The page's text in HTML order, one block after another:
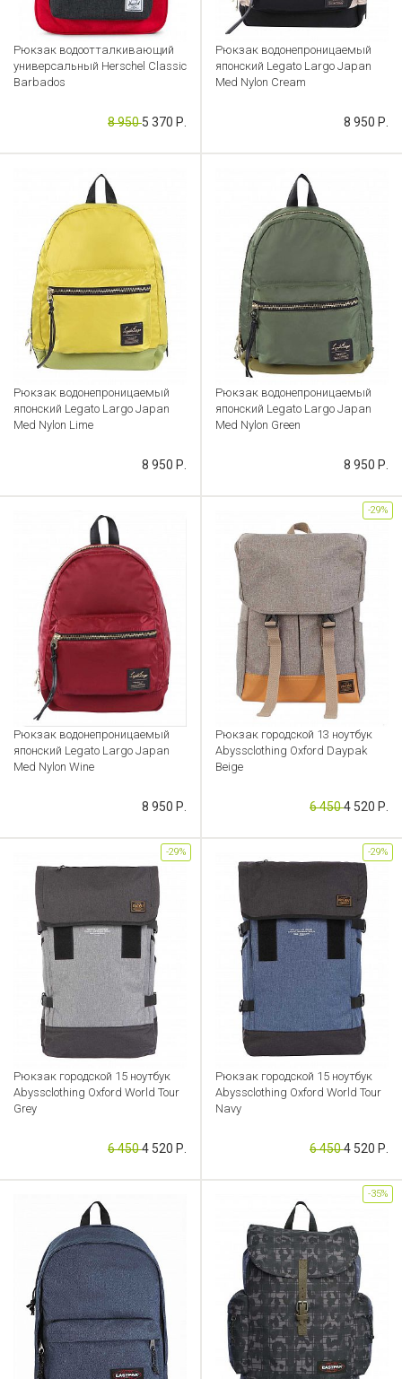
Рюкзак водоотталкивающий
универсальный Herschel Classic
Barbados
Артикул: CB000037710
8 9505 370 Р.
Рюкзак водонепроницаемый
японский Legato Largo Japan
Med Nylon Cream
8 950 Р.
Рюкзак водонепроницаемый
японский Legato Largo Japan
Med Nylon Lime
8 950 Р.
Рюкзак водонепроницаемый
японский Legato Largo Japan
Med Nylon Green
8 950 Р.
Рюкзак водонепроницаемый
японский Legato Largo Japan
Med Nylon Wine
8 950 Р.
Рюкзак городской 13 ноутбук
Abyssclothing Oxford Daypak
Beige
Артикул: CB000034573
6 4504 520 Р.
-29%
Рюкзак городской 15 ноутбук
Abyssclothing Oxford World Tour
Grey
Артикул: CB000034568
6 4504 520 Р.
-29%
Рюкзак городской 15 ноутбук
Abyssclothing Oxford World Tour
Navy
Артикул: CB000034565
6 4504 520 Р.
-29%
-35%